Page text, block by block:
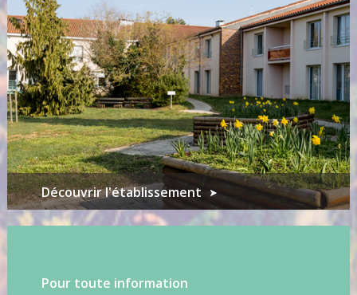
Découvrir l'établissement
Pour toute information